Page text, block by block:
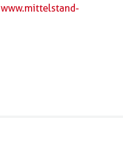
www.mittelstand-